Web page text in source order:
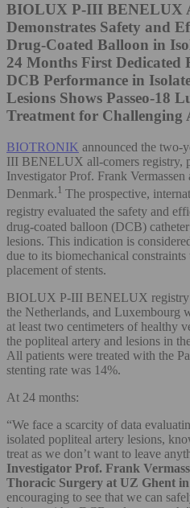
BIOLUX P-III BENELUX
Demonstrates Safety and
Drug-Coated Balloon in
24 Months First Dedicated
DCB Performance in
Lesions Shows Passeo-18
Treatment for Challenging
BIOTRONIK announced the two-
III BENELUX all-comers registry,
Investigator Prof. Frank
Denmark.1 The prospective,
registry evaluated the safety and
drug-coated balloon (DCB)
lesions. This indication is
due to its biomechanical
placement of stents.
BIOLUX P-III BENELUX registry
the Netherlands, and Luxembourg
at least two centimeters of healthy
the popliteal artery and lesions in
All patients were treated with the
stenting rate was 14%.
At 24 months:
“We face a scarcity of data
isolated popliteal artery lesions,
treat as we don’t want to leave
Investigator Prof. Frank
Thoracic Surgery at UZ Ghent
encouraging to see that we can